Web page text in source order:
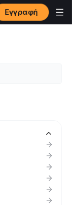
Εγγραφή